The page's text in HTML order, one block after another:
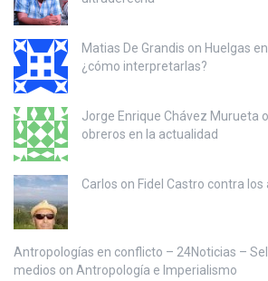
Matias De Grandis on Huelgas
¿cómo interpretarlas?
Jorge Enrique Chávez Murueta
obreros en la actualidad
Carlos on Fidel Castro contra
Antropologías en conflicto – 24Noticias –
medios on Antropología e Imperialismo